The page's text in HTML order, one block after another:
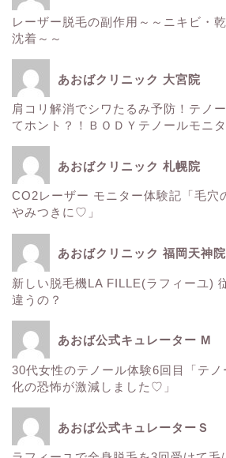
レーザー脱毛の副作用～～ニキビ・
沈着～～
あおばクリニック 大宮院
肩コリ解消でシワたるみ予防！テノ
てホント？！ＢＯＤＹテノールモニ
あおばクリニック 札幌院
CO2レーザー モニター体験記「毛穴
やみつきに♡」
あおばクリニック 福岡天神院
新しい脱毛機LA FILLE(ラフィーユ)
違うの？
あおば公式キュレーター M
30代女性のテノール体験6回目「テ
化の恐怖が激減しました♡」
あおば公式キュレーターＳ
ウルト
レーザー